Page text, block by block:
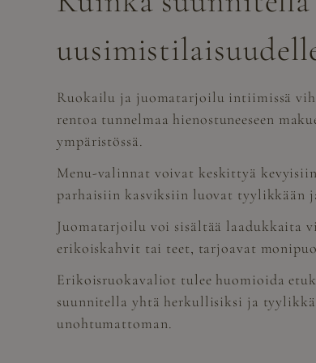
Ruokailu ja juomatarjoilu intiimissä
rentoa tunnelmaa hienostuneeseen
ympäristössä.
Menu-valinnat voivat keskittyä
parhaisiin kasviksiin luovat tyylikkään
Juomatarjoilu voi sisältää laadukkaita
erikoiskahvit tai teet, tarjoavat
Erikoisruokavaliot tulee huomioida
suunnitella yhtä herkullisiksi ja
unohtumattoman.